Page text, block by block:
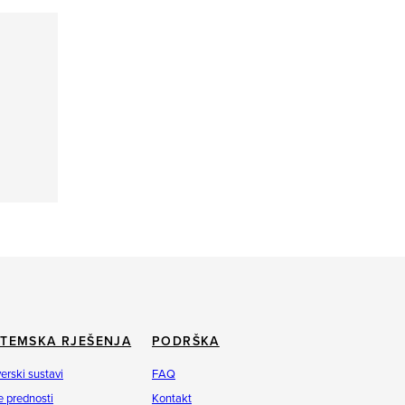
RJEŠENJA
sustavi
prednosti
PODRŠKA
FAQ
Kontakt